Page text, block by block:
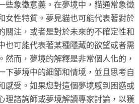
些象徵意義。在夢境中，貓通常象徵
女性特質。夢見貓也可能代表著對於
關注，或者是對於未來的不確定性和
也可能代表著某種隱藏的欲望或者需
然而，夢境的解釋是非常個人化的，
下夢境中的細節和情境，並且思考自
感受。如果您對這個夢境感到困惑或
理諮詢師或夢境解讀專家討論，以獲